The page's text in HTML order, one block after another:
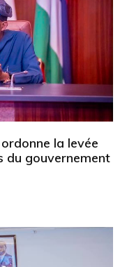
la levée
du gouvernement